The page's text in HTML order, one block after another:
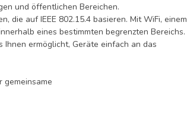
und öffentlichen Bereichen.
die auf IEEE 802.15.4 basieren. Mit WiFi, einem
eines bestimmten begrenzten Bereichs.
ermöglicht, Geräte einfach an das
gemeinsame